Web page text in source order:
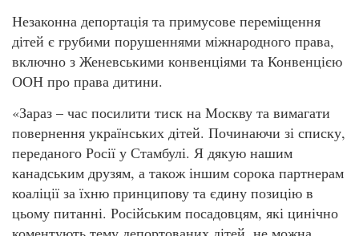
Незаконна депортація та примусове переміщення
дітей є грубими порушеннями міжнародного права,
включно з Женевськими конвенціями та Конвенцією
ООН про права дитини.
«Зараз – час посилити тиск на Москву та вимагати
повернення українських дітей. Починаючи зі списку,
переданого Росії у Стамбулі. Я дякую нашим
канадським друзям, а також іншим сорока партнерам
коаліції за їхню принципову та єдину позицію в
цьому питанні. Російським посадовцям, які цинічно